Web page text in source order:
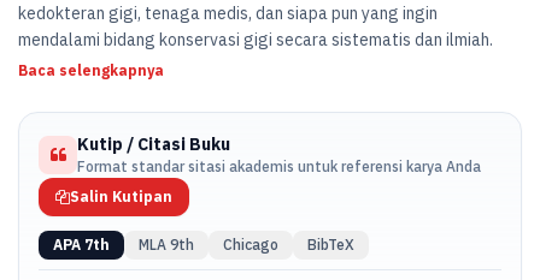
kedokteran gigi, tenaga medis, dan siapa pun yang ingin
mendalami bidang konservasi gigi secara sistematis dan ilmiah.
Baca selengkapnya
Kutip / Citasi Buku
Format standar sitasi akademis untuk referensi karya Anda
Salin Kutipan
APA 7th MLA 9th Chicago BibTeX